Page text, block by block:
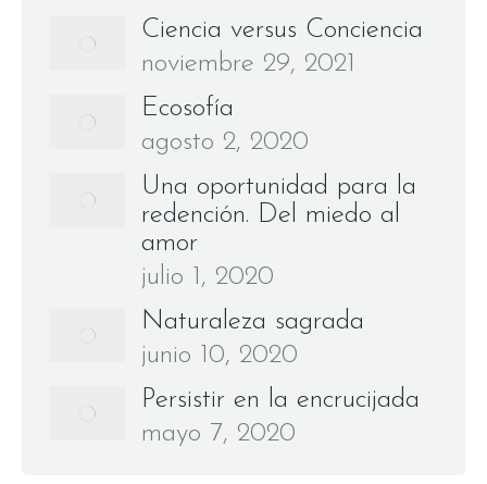
Ciencia versus Conciencia
noviembre 29, 2021
Ecosofía
agosto 2, 2020
Una oportunidad para la
redención. Del miedo al
amor
julio 1, 2020
Naturaleza sagrada
junio 10, 2020
Persistir en la encrucijada
mayo 7, 2020